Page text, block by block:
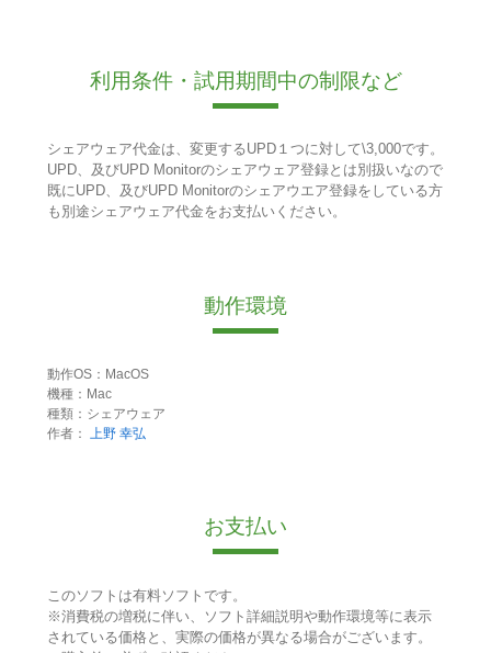
利用条件・試用期間中の制限など
シェアウェア代金は、変更するUPD１つに対して\3,000です。
UPD、及びUPD Monitorのシェアウェア登録とは別扱いなので
既にUPD、及びUPD Monitorのシェアウエア登録をしている方
も別途シェアウェア代金をお支払いください。
動作環境
動作OS：MacOS
機種：Mac
種類：シェアウェア
作者：
上野 幸弘
お支払い
このソフトは有料ソフトです。
※消費税の増税に伴い、ソフト詳細説明や動作環境等に表示
されている価格と、実際の価格が異なる場合がございます。